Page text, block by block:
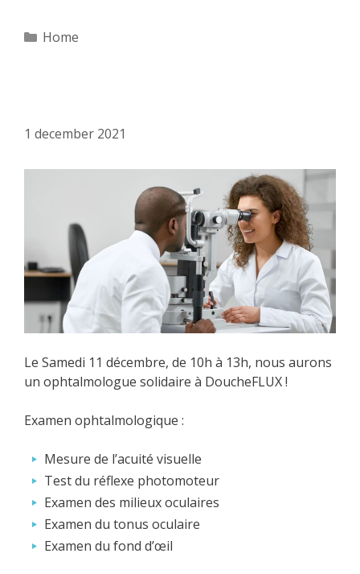
Categorieën
Home
1 december 2021
Le Samedi 11 décembre, de 10h à 13h, nous aurons
un ophtalmologue solidaire à DoucheFLUX !
Examen ophtalmologique :
Mesure de l’acuité visuelle
Test du réflexe photomoteur
Examen des milieux oculaires
Examen du tonus oculaire
Examen du fond d’œil